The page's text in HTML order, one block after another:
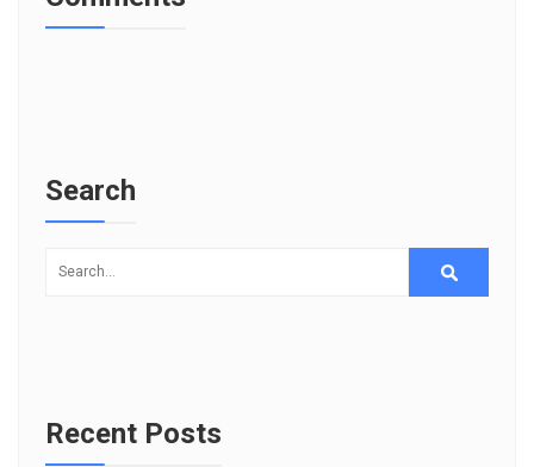
Search
Recent Posts